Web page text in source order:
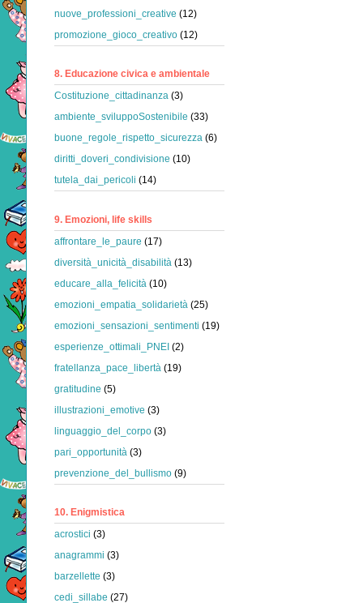
nuove_professioni_creative (12)
promozione_gioco_creativo (12)
8. Educazione civica e ambientale
Costituzione_cittadinanza (3)
ambiente_sviluppoSostenibile (33)
buone_regole_rispetto_sicurezza (6)
diritti_doveri_condivisione (10)
tutela_dai_pericoli (14)
9. Emozioni, life skills
affrontare_le_paure (17)
diversità_unicità_disabilità (13)
educare_alla_felicità (10)
emozioni_empatia_solidarietà (25)
emozioni_sensazioni_sentimenti (19)
esperienze_ottimali_PNEI (2)
fratellanza_pace_libertà (19)
gratitudine (5)
illustrazioni_emotive (3)
linguaggio_del_corpo (3)
pari_opportunità (3)
prevenzione_del_bullismo (9)
10. Enigmistica
acrostici (3)
anagrammi (3)
barzellette (3)
cedi_sillabe (27)